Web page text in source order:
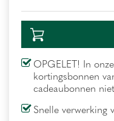
OPGELET! In
kortingsbonnen
cadeaubonnen
Snelle verwerking